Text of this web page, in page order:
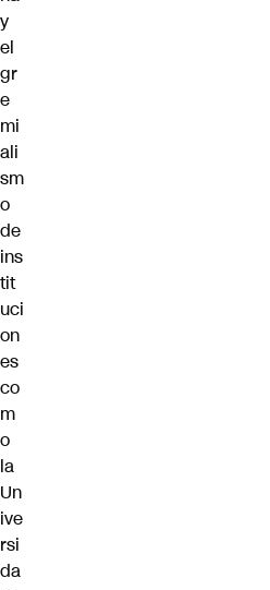
y
el
gr
e
mi
ali
sm
o
de
ins
tit
uci
on
es
co
m
o
la
Un
ive
rsi
da